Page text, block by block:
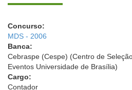
Concurso:
MDS - 2006
Banca:
Cebraspe (Cespe) (Centro de
Eventos Universidade de Brasília)
Cargo:
Contador